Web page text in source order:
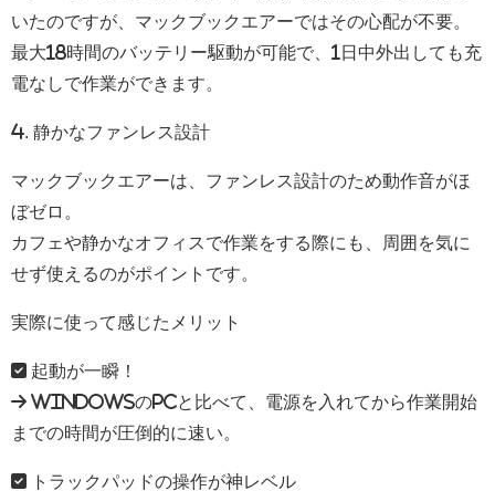
いたのですが、マックブックエアーではその心配が不要。
最大18時間のバッテリー駆動が可能で、1日中外出しても充
電なしで作業ができます。
4. 静かなファンレス設計
マックブックエアーは、ファンレス設計のため動作音がほ
ぼゼロ。
カフェや静かなオフィスで作業をする際にも、周囲を気に
せず使えるのがポイントです。
実際に使って感じたメリット
✅ 起動が一瞬！
→ WindowsのPCと比べて、電源を入れてから作業開始
までの時間が圧倒的に速い。
✅ トラックパッドの操作が神レベル